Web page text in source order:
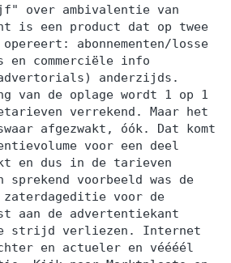
over ambivalentie van
is een product dat op twee
abonnementen/losse
en commerciële info
anderzijds.
van de oplage wordt 1 op 1
verrekend. Maar het
afgezwakt, óók. Dat komt
voor een deel
en dus in de tarieven
sprekend voorbeeld was de
zaterdageditie voor de
aan de advertentiekant
strijd verliezen. Internet
en actueler en véééél